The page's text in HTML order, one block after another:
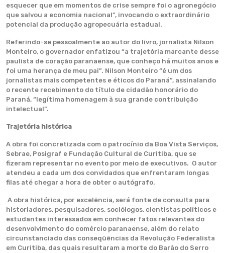
esquecer que em momentos de crise sempre foi o agronegócio
que salvou a economia nacional”, invocando o extraordinário
potencial da produção agropecuária estadual.
Referindo-se pessoalmente ao autor do livro, jornalista Nilson
Monteiro, o governador enfatizou “a trajetória marcante desse
paulista de coração paranaense, que conheço há muitos anos e
foi uma herança de meu pai”. Nilson Monteiro “é um dos
jornalistas mais competentes e éticos do Paraná”, assinalando
o recente recebimento do título de cidadão honorário do
Paraná, “legítima homenagem à sua grande contribuição
intelectual”.
Trajetória histórica
A obra foi concretizada com o patrocínio da Boa Vista Serviços,
Sebrae, Posigraf e Fundação Cultural de Curitiba, que se
fizeram representar no evento por meio de executivos. O autor
atendeu a cada um dos convidados que enfrentaram longas
filas até chegar a hora de obter o autógrafo.
A obra histórica, por excelência, será fonte de consulta para
historiadores, pesquisadores, sociólogos, cientistas políticos e
estudantes interessados em conhecer fatos relevantes do
desenvolvimento do comércio paranaense, além do relato
circunstanciado das conseqüências da Revolução Federalista
em Curitiba, das quais resultaram a morte do Barão do Serro